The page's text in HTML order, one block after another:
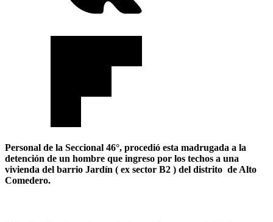
Personal de la Seccional 46°, procedió esta madrugada a la
detención de un hombre que ingreso por los techos a una
vivienda del barrio Jardín ( ex sector B2 ) del distrito de Alto
Comedero.